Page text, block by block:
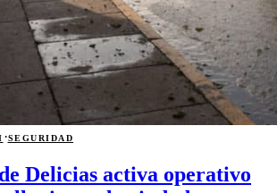
·SEGURIDAD
Delicias activa operativo